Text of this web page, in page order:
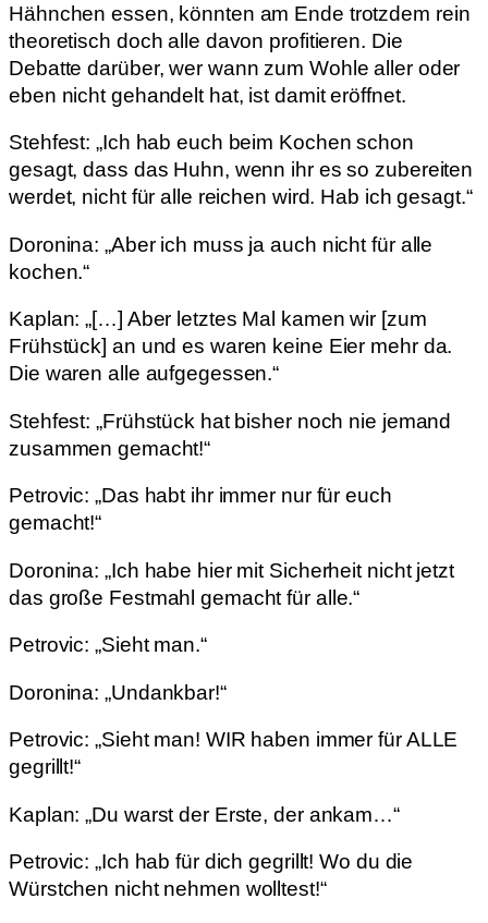
Hähnchen essen, könnten am Ende trotzdem rein
theoretisch doch alle davon profitieren. Die
Debatte darüber, wer wann zum Wohle aller oder
eben nicht gehandelt hat, ist damit eröffnet.
Stehfest: „Ich hab euch beim Kochen schon
gesagt, dass das Huhn, wenn ihr es so zubereiten
werdet, nicht für alle reichen wird. Hab ich gesagt.“
Doronina: „Aber ich muss ja auch nicht für alle
kochen.“
Kaplan: „[…] Aber letztes Mal kamen wir [zum
Frühstück] an und es waren keine Eier mehr da.
Die waren alle aufgegessen.“
Stehfest: „Frühstück hat bisher noch nie jemand
zusammen gemacht!“
Petrovic: „Das habt ihr immer nur für euch
gemacht!“
Doronina: „Ich habe hier mit Sicherheit nicht jetzt
das große Festmahl gemacht für alle.“
Petrovic: „Sieht man.“
Doronina: „Undankbar!“
Petrovic: „Sieht man! WIR haben immer für ALLE
gegrillt!“
Kaplan: „Du warst der Erste, der ankam…“
Petrovic: „Ich hab für dich gegrillt! Wo du die
Würstchen nicht nehmen wolltest!“